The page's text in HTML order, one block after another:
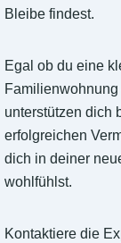
Bleibe findest.
Egal ob du eine
unterstützen dich
erfolgreichen
dich in deiner
wohlfühlst.
Kontaktiere die